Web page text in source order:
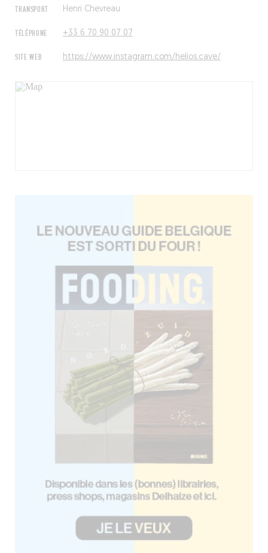
TRANSPORT Henri Chevreau
TÉLÉPHONE +33 6 70 90 07 07
SITE WEB https://www.instagram.com/helios.cave/